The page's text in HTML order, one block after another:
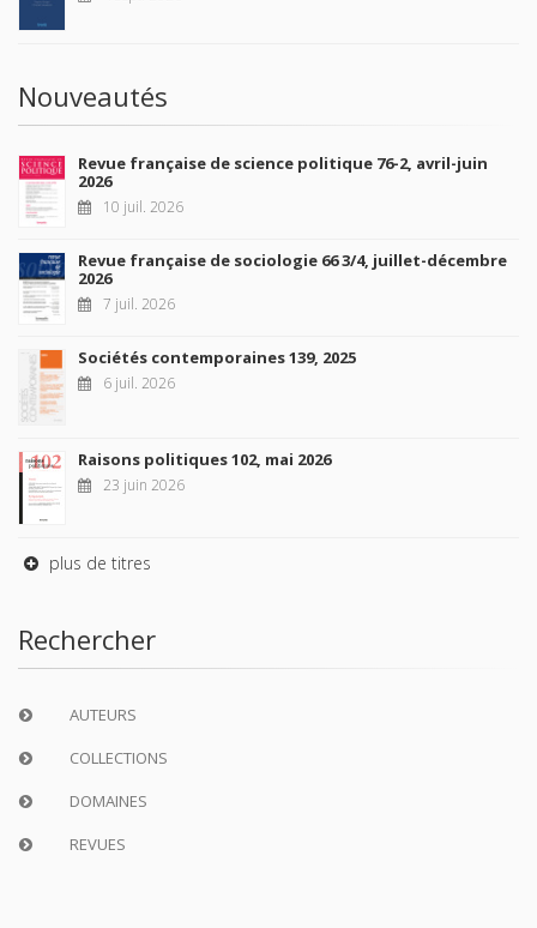
Nouveautés
Revue française de science politique 76-2, avril-juin
2026
10 juil. 2026
Revue française de sociologie 66 3/4, juillet-décembre
2026
7 juil. 2026
Sociétés contemporaines 139, 2025
6 juil. 2026
Raisons politiques 102, mai 2026
23 juin 2026
plus de titres
Rechercher
AUTEURS
COLLECTIONS
DOMAINES
REVUES